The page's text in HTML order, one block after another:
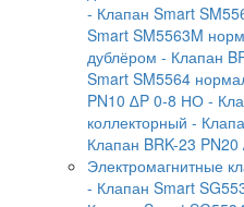
- Клапан Smart
Smart SM5563M
дублёром - Клапан
Smart SM5564
PN10 ∆P 0-8 НО -
коллекторный -
Клапан BRK-23
Электромагнитные
- Клапан Smart